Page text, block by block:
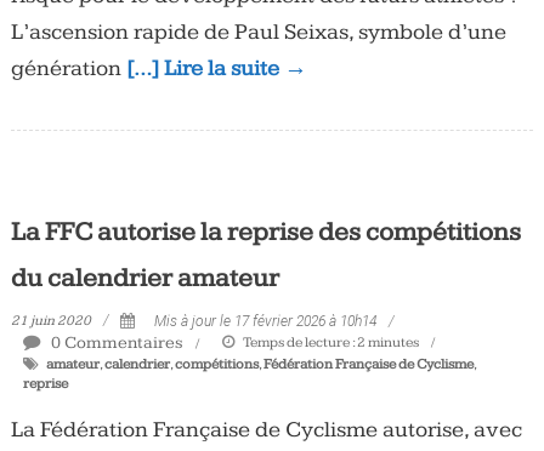
L’ascension rapide de Paul Seixas, symbole d’une
génération […] Lire la suite →
La FFC autorise la reprise des compétitions
du calendrier amateur
21 juin 2020 Mis à jour le 17 février 2026 à 10h14
0 Commentaires Temps de lecture :2 minutes
amateur,calendrier,compétitions,Fédération Française de Cyclisme,
reprise
La Fédération Française de Cyclisme autorise, avec